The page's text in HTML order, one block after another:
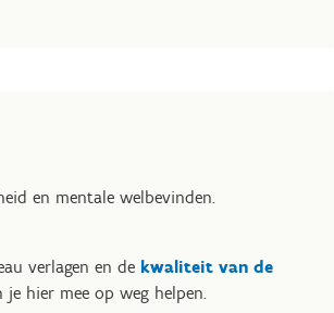
en mentale welbevinden.
verlagen en de kwaliteit van de
je hier mee op weg helpen.